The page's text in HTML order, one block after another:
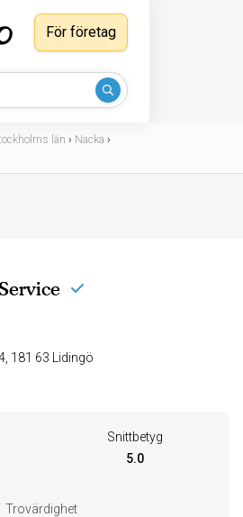
För företag
län › Nacka ›
Södra Kungsvägen 304, 181 63 Lidingö
Snittbetyg
5.0
Trovärdighet